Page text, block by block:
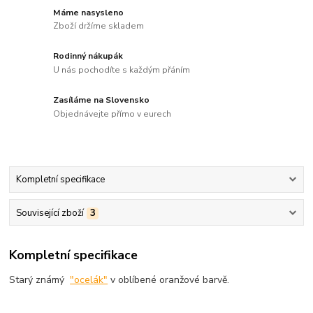
Máme nasysleno
Zboží držíme skladem
Rodinný nákupák
U nás pochodíte s každým přáním
Zasíláme na Slovensko
Objednávejte přímo v eurech
Kompletní specifikace
Související zboží 3
Kompletní specifikace
Starý známý"ocelák" v oblíbené oranžové barvě.